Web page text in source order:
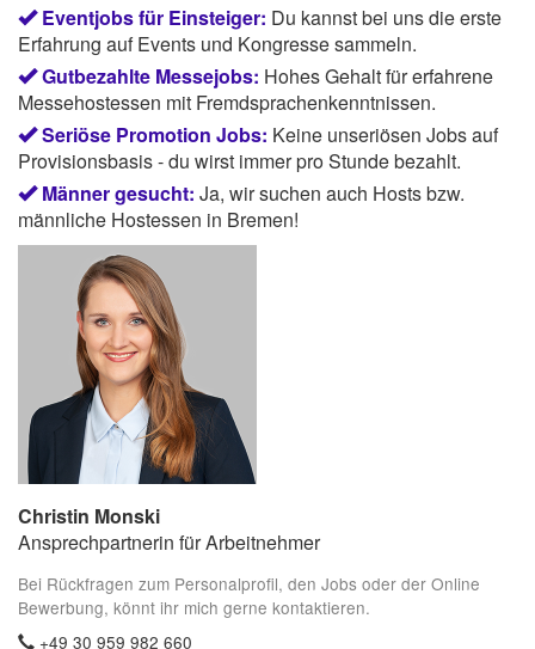
Eventjobs für Einsteiger: Du kannst bei uns die erste
Erfahrung auf Events und Kongresse sammeln.
Gutbezahlte Messejobs: Hohes Gehalt für erfahrene
Messehostessen mit Fremdsprachenkenntnissen.
Seriöse Promotion Jobs: Keine unseriösen Jobs auf
Provisionsbasis - du wirst immer pro Stunde bezahlt.
Männer gesucht: Ja, wir suchen auch Hosts bzw.
männliche Hostessen in Bremen!
Christin Monski
Ansprechpartnerin für Arbeitnehmer
Bei Rückfragen zum Personalprofil, den Jobs oder der Online
Bewerbung, könnt ihr mich gerne kontaktieren.
+49 30 959 982 660